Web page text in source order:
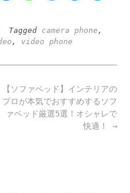
Tagged camera phone ,
, video phone
【ソファベッド】インテリアの
プロが本気でおすすめするソフ
ァベッド厳選5選！オシャレで
快適！ →